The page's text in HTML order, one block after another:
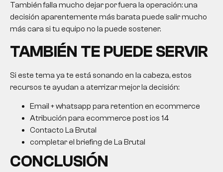
También falla mucho dejar por fuera la operación: una
decisión aparentemente más barata puede salir mucho
más cara si tu equipo no la puede sostener.
TAMBIÉN TE PUEDE SERVIR
Si este tema ya te está sonando en la cabeza, estos
recursos te ayudan a aterrizar mejor la decisión:
Email + whatsapp para retention en ecommerce
Atribución para ecommerce post ios 14
Contacto La Brutal
completar el briefing de La Brutal
CONCLUSIÓN